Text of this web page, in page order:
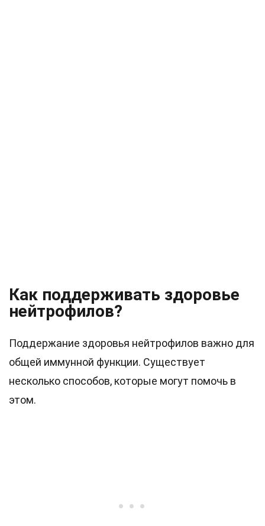
Как поддерживать здоровье
нейтрофилов?
Поддержание здоровья нейтрофилов важно для
общей иммунной функции. Существует
несколько способов, которые могут помочь в
этом.